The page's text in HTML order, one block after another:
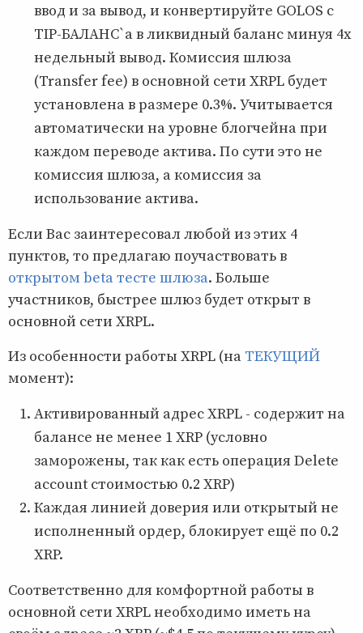
ввод и за вывод, и конвертируйте GOLOS с
TIP-БАЛАНС`а в ликвидный баланс минуя 4х
недельный вывод. Комиссия шлюза
(Transfer fee) в основной сети XRPL будет
установлена в размере 0.3%. Учитывается
автоматически на уровне блогчейна при
каждом переводе актива. По сути это не
комиссия шлюза, а комиссия за
использование актива.
Если Вас заинтересовал любой из этих 4
пунктов, то предлагаю поучаствовать в
открытом beta тесте шлюза. Больше
участников, быстрее шлюз будет открыт в
основной сети XRPL.
Из особенности работы XRPL (на ТЕКУЩИЙ
момент):
Активированный адрес XRPL - содержит на
балансе не менее 1 XRP (условно
заморожены, так как есть операция Delete
account стоимостью 0.2 XRP)
Каждая линией доверия или открытый не
исполненный ордер, блокирует ещё по 0.2
XRP.
Соответственно для комфортной работы в
основной сети XRPL необходимо иметь на